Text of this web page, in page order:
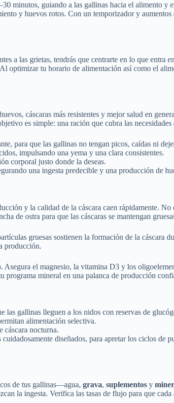
minutos, guiando a las gallinas hacia el alimento
y huevos rotos. Con un temporizador y
a las grietas, tendrás que centrarte en lo que entra
optimizar tu horario de alimentación así como el
cáscaras más resistentes y mejor salud en
es simple: una ración que cubra las necesidades
para que las gallinas no tengan picos, caídas ni
impulsando una yema y una clara consistentes.
corporal justo donde la deseas.
una ingesta predecible y una producción de
y la calidad de la cáscara caen rápidamente.
de ostra para que las cáscaras se mantengan
gruesas sostienen la formación de la cáscara
producción.
el magnesio, la vitamina D3 y los
programa mineral en una palanca de producción
gallinas lleguen a los nidos con reservas de
alimentación selectiva.
cáscara nocturna.
diseñados, para apretar los ciclos de
de tus gallinas—agua, grava, suplementos y
la ingesta. Verifica las tasas de flujo para que